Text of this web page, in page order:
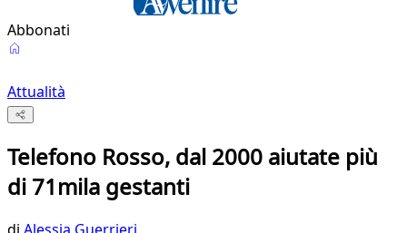
Abbonati
Attualità
Telefono Rosso, dal 2000 aiutate più
di 71mila gestanti